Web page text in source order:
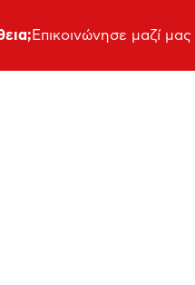
Επικοινώνησε μαζί